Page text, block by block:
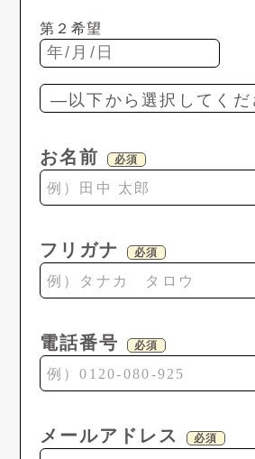
第２希望
お名前 必須
フリガナ 必須
電話番号 必須
メールアドレス 必須